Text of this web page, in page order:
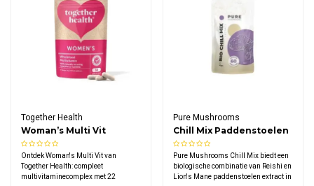
Together Health
Woman’s Multi Vit
Ontdek Woman's Multi Vit van
Together Health: compleet
multivitaminecomplex met 22
Pure Mushrooms
Chill Mix Paddenstoelen
Extract Capsules Bio
Pure Mushrooms Chill Mix biedt een
biologische combinatie van Reishi en
Lion's Mane paddenstoelen extract in